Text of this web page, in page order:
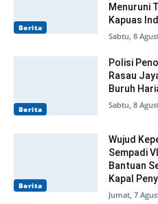
Berita
Menuruni
Kapuas
Sabtu, 8
Berita
Polisi
Rasau
Buruh
Sabtu, 8
Berita
Wujud
Sempadi
Bantuan
Kapal
Jumat, 7